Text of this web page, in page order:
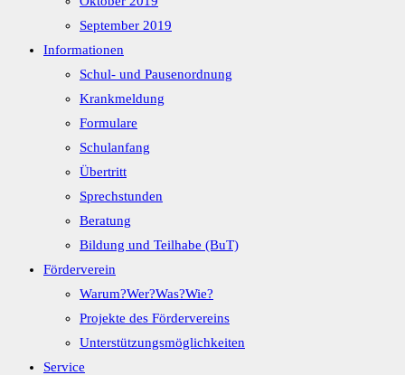
September 2019
Informationen
Schul- und Pausenordnung
Krankmeldung
Formulare
Schulanfang
Übertritt
Sprechstunden
Beratung
Bildung und Teilhabe (BuT)
Förderverein
Warum?Wer?Was?Wie?
Projekte des Fördervereins
Unterstützungsmöglichkeiten
Service